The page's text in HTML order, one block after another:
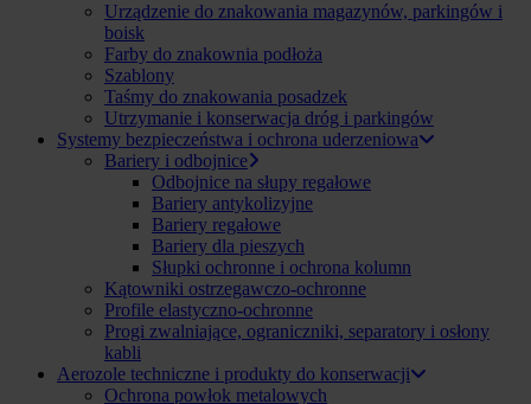
Urządzenie do znakowania magazynów, parkingów i
boisk
Farby do znakownia podłoża
Szablony
Taśmy do znakowania posadzek
Utrzymanie i konserwacja dróg i parkingów
Systemy bezpieczeństwa i ochrona uderzeniowa
Bariery i odbojnice
Odbojnice na słupy regałowe
Bariery antykolizyjne
Bariery regałowe
Bariery dla pieszych
Słupki ochronne i ochrona kolumn
Kątowniki ostrzegawczo-ochronne
Profile elastyczno-ochronne
Progi zwalniające, ograniczniki, separatory i osłony
kabli
Aerozole techniczne i produkty do konserwacji
Ochrona powłok metalowych